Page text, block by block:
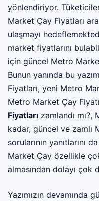
yönlendiriyor.
Market Çay Fiyatları
ulaşmayı
market fiyatlarını
için güncel Metro
Bunun yanında bu
Fiyatları, yeni Metro
Metro Market Çay
Fiyatları zamlandı
kadar, güncel ve zamlı
sorularının yanıtlarını
Market Çay özellikle
almasından dolayı çok
Yazımızın devamında